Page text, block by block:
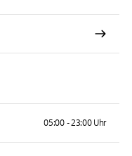
05:00 - 23:00 Uhr